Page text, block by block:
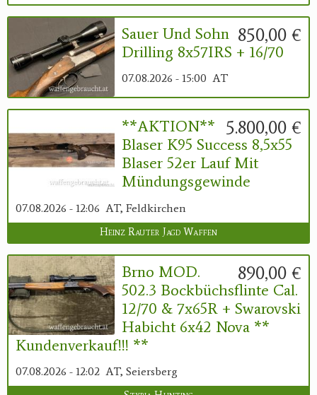
850,00 €
Sauer Und Sohn
Drilling 8x57IRS + 16/70
07.08.2026 - 15:00 AT
5.800,00 €
**AKTION**
Blaser K95 Success 8,5x55
Blaser 52er Lauf Mit
Mündungsgewinde
07.08.2026 - 12:06 AT, Feldkirchen
Heinz Rauter Jagd Waffen
890,00 €
Brno MOD.
502.3 Bockbüchsflinte Cal.
12/70 & 7x65R + Swarovski
Habicht 6x42 Nova **
Kundenverkauf!!! **
07.08.2026 - 12:02 AT, Seiersberg